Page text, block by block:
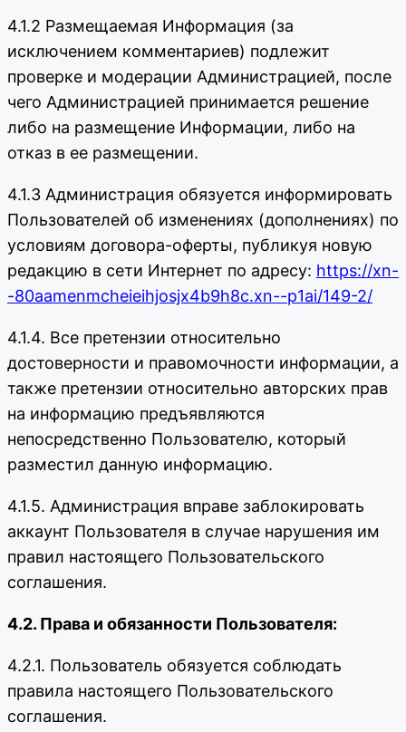
4.1.2 Размещаемая Информация (за
исключением комментариев) подлежит
проверке и модерации Администрацией, после
чего Администрацией принимается решение
либо на размещение Информации, либо на
отказ в ее размещении.
4.1.3 Администрация обязуется информировать
Пользователей об изменениях (дополнениях) по
условиям договора-оферты, публикуя новую
редакцию в сети Интернет по адресу: https://xn-
-80aamenmcheieihjosjx4b9h8c.xn--p1ai/149-2/
4.1.4. Все претензии относительно
достоверности и правомочности информации, а
также претензии относительно авторских прав
на информацию предъявляются
непосредственно Пользователю, который
разместил данную информацию.
4.1.5. Администрация вправе заблокировать
аккаунт Пользователя в случае нарушения им
правил настоящего Пользовательского
соглашения.
4.2. Права и обязанности Пользователя:
4.2.1. Пользователь обязуется соблюдать
правила настоящего Пользовательского
соглашения.